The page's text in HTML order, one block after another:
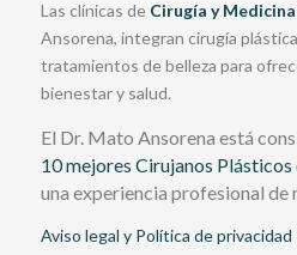
Las clínicas de Cirugía y
Ansorena, integran cirugía
tratamientos de belleza para
bienestar y salud.
El Dr. Mato Ansorena está
10 mejores Cirujanos Plásticos
una experiencia profesional de
Aviso legal y Política de privacidad